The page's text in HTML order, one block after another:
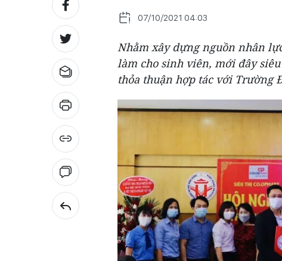
07/10/2021 04:03
Nhằm xây dựng nguồn nhân
làm cho sinh viên, mới đây
thỏa thuận hợp tác với Trường